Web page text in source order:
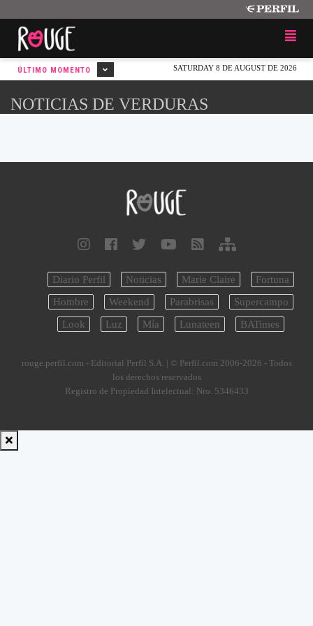
SATURDAY 8 DE AUGUST DE 2026
ÚLTIMO MOMENTO
NOTICIAS DE VERDURAS
Diario Perfil Noticias Marie Claire
Fortuna
Hombre
Weekend Parabrisas
Supercampo
Look
Luz Mía Lunateen BATimes
rouge.perfil.com - Editorial Perfil S.A. | © Perfil.com 2006-2026 - Todos
los derechos reservados
Registro de Propiedad Intelectual: Nro. 5346433